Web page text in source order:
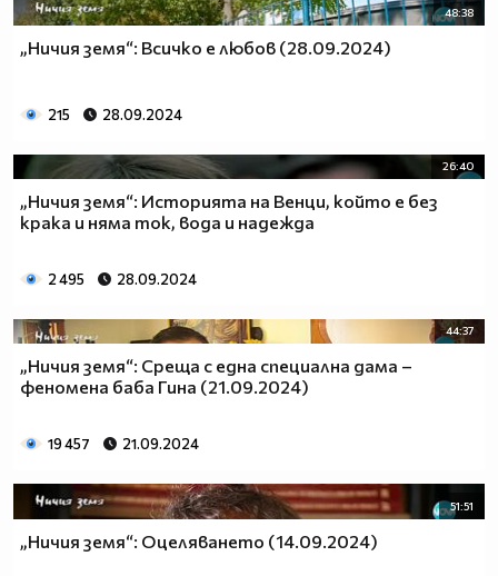
„Ничия земя”– всяка събота, веднага след игралния
филм в 20.00 ч. и преди „Горещо”, по Нова.
48:38
„Ничия земя“: Всичко е любов (28.09.2024)
215 28.09.2024
26:40
„Ничия земя“: Историята на Венци, който е без
крака и няма ток, вода и надежда
2 495 28.09.2024
44:37
„Ничия земя“: Среща с една специална дама –
феномена баба Гина (21.09.2024)
19 457 21.09.2024
51:51
„Ничия земя“: Оцеляването (14.09.2024)